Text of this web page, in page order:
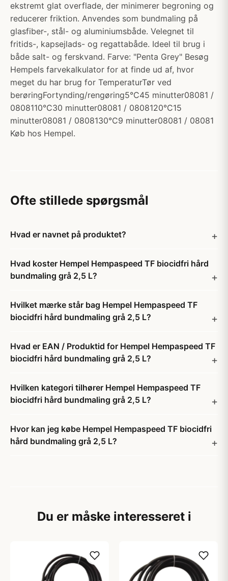
ekstremt glat overflade, der minimerer begroning og
reducerer friktion. Anvendes som bundmaling på
glasfiber-, stål- og aluminiumsbåde. Velegnet til
fritids-, kapsejlads- og regattabåde. Ideel til brug i
både salt- og ferskvand. Farve: "Penta Grey" Besøg
Hempels farvekalkulator for at finde ud af, hvor
meget du har brug for TemperaturTør ved
berøringFortynding/rengøring5°C45 minutter08081 /
0808110°C30 minutter08081 / 0808120°C15
minutter08081 / 0808130°C9 minutter08081 / 08081
Køb hos Hempel.
Ofte stillede spørgsmål
Hvad er navnet på produktet?
Hvad koster Hempel Hempaspeed TF biocidfri hård
bundmaling grå 2,5 L?
Hvilket mærke står bag Hempel Hempaspeed TF
biocidfri hård bundmaling grå 2,5 L?
Hvad er EAN / Produktid for Hempel Hempaspeed TF
biocidfri hård bundmaling grå 2,5 L?
Hvilken kategori tilhører Hempel Hempaspeed TF
biocidfri hård bundmaling grå 2,5 L?
Hvor kan jeg købe Hempel Hempaspeed TF biocidfri
hård bundmaling grå 2,5 L?
Du er måske interesseret i